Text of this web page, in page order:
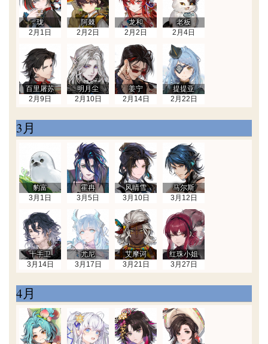
珑
2月1日
阿棘
2月2日
龙和
2月2日
老板
2月4日
百里屠苏
2月9日
明月尘
2月10日
姜宁
2月14日
提提亚
2月22日
3月
豹富
3月1日
霍冉
3月5日
风晴雪
3月10日
马尔斯
3月12日
十手卫
3月14日
尤尼
3月17日
艾摩诃
3月21日
红珠小姐
3月27日
4月